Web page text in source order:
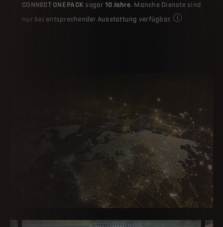
CONNECT ONE PACK sogar 10 Jahre. Manche Dienste sind
nur bei entsprechender Ausstattung verfügbar.